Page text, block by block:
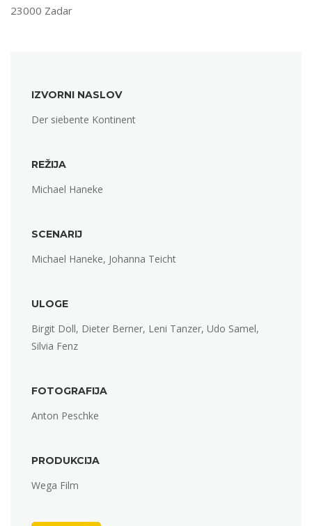
23000 Zadar
IZVORNI NASLOV
Der siebente Kontinent
REŽIJA
Michael Haneke
SCENARIJ
Michael Haneke, Johanna Teicht
ULOGE
Birgit Doll, Dieter Berner, Leni Tanzer, Udo Samel,
Silvia Fenz
FOTOGRAFIJA
Anton Peschke
PRODUKCIJA
Wega Film